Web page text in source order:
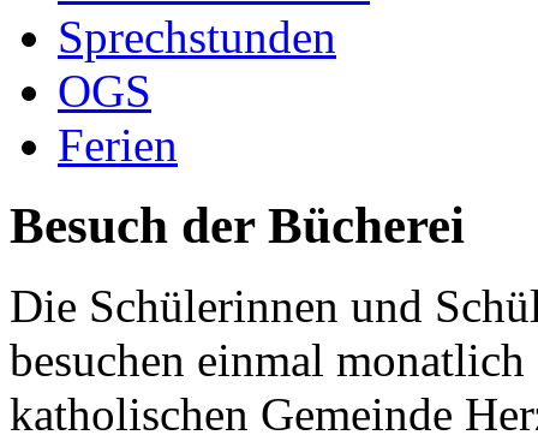
Sprechstunden
OGS
Ferien
Besuch der Bücherei
Die Schülerinnen und
besuchen einmal
katholischen Gemeinde